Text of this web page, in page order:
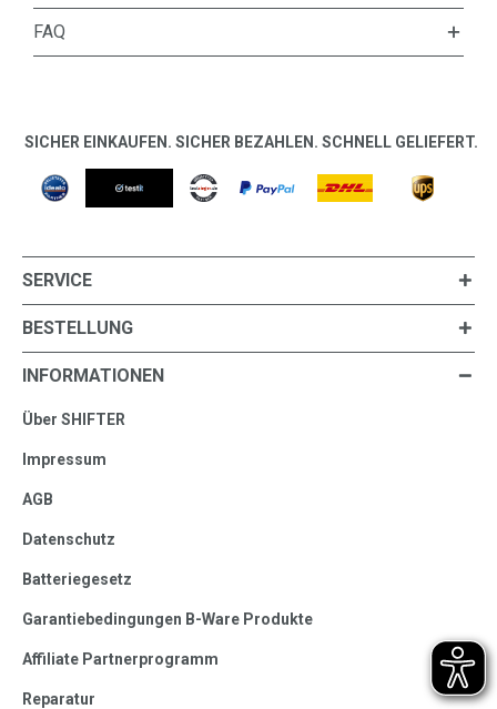
FAQ
SICHER EINKAUFEN. SICHER BEZAHLEN. SCHNELL GELIEFERT.
SERVICE
BESTELLUNG
INFORMATIONEN
Über SHIFTER
Impressum
AGB
Datenschutz
Batteriegesetz
Garantiebedingungen B-Ware Produkte
Affiliate Partnerprogramm
Reparatur